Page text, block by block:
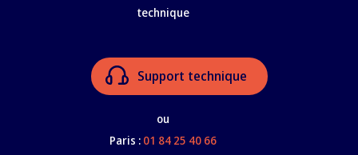
technique
Support technique
ou
Paris : 01 84 25 40 66